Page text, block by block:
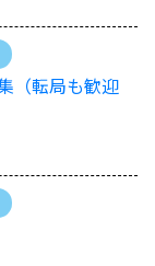
（転局も歓迎